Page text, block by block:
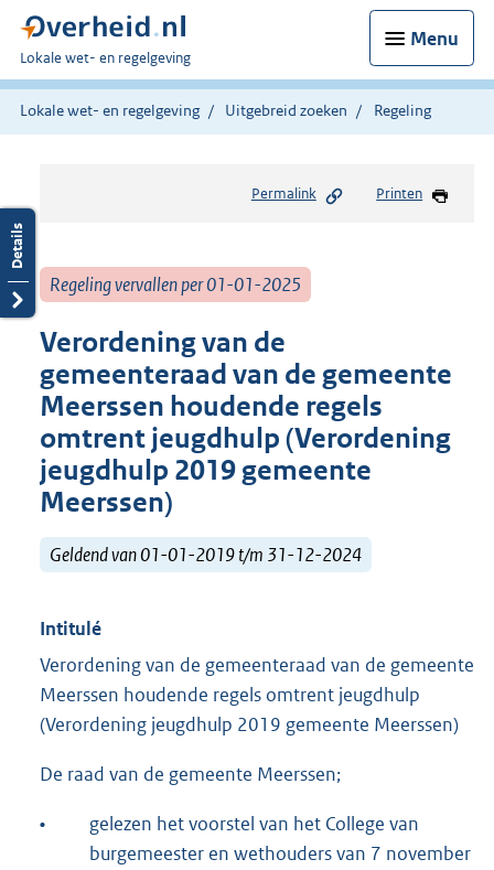
Menu
U
bent
hier:
Lokale wet- en regelgeving
Lokale wet- en regelgeving Uitgebreid zoeken Regeling
Permalink Printen
Regeling vervallen per 01-01-2025
Verordening van de
gemeenteraad van de gemeente
Meerssen houdende regels
omtrent jeugdhulp (Verordening
jeugdhulp 2019 gemeente
Meerssen)
Geldend van 01-01-2019 t/m 31-12-2024
Intitulé
Verordening van de gemeenteraad van de gemeente
Meerssen houdende regels omtrent jeugdhulp
(Verordening jeugdhulp 2019 gemeente Meerssen)
De raad van de gemeente Meerssen;
•
gelezen het voorstel van het College van
burgemeester en wethouders van 7 november